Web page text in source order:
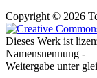
Copyright © 2026
Dieses Werk ist
Namensnennung -
Weitergabe unter